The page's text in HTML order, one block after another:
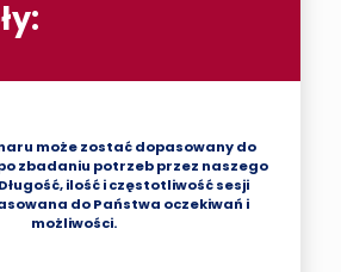
może zostać dopasowany do
zbadaniu potrzeb przez naszego
ilość i częstotliwość sesji
do Państwa oczekiwań i
możliwości.